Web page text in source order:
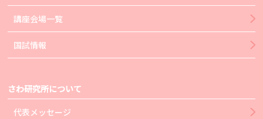
講座会場一覧
国試情報
さわ研究所について
代表メッセージ